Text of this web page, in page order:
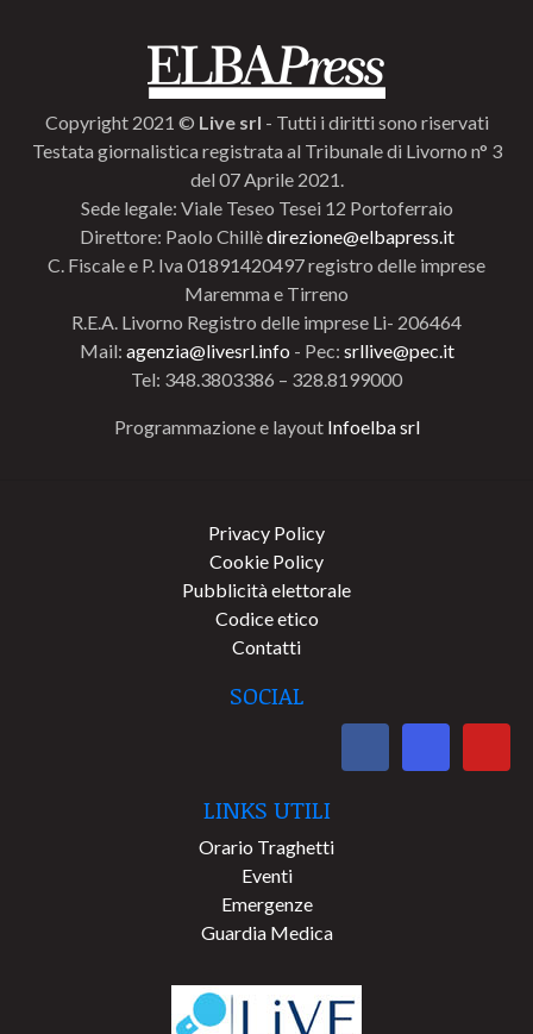
Copyright 2021 © Live srl - Tutti i diritti sono riservati
Testata giornalistica registrata al Tribunale di Livorno n° 3
del 07 Aprile 2021.
Sede legale: Viale Teseo Tesei 12 Portoferraio
Direttore: Paolo Chillèdirezione@elbapress.it
C. Fiscale e P. Iva 01891420497 registro delle imprese
Maremma e Tirreno
R.E.A. Livorno Registro delle imprese Li- 206464
Mail: agenzia@livesrl.info - Pec: srllive@pec.it
Tel: 348.3803386 – 328.8199000
Programmazione e layout Infoelba srl
Privacy Policy
Cookie Policy
Pubblicità elettorale
Codice etico
Contatti
SOCIAL
LINKS UTILI
Orario Traghetti
Eventi
Emergenze
Guardia Medica